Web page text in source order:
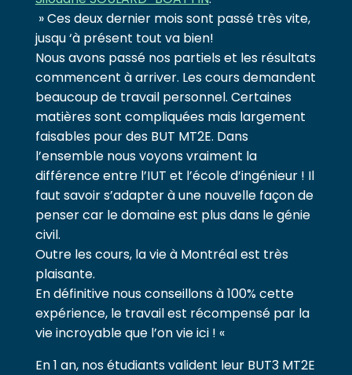
» Ces deux dernier mois sont passé très vite,
jusqu ‘à présent tout va bien!
Nous avons passé nos partiels et les résultats
commencent à arriver. Les cours demandent
beaucoup de travail personnel. Certaines
matières sont compliquées mais largement
faisables pour des BUT MT2E. Dans
l’ensemble nous voyons vraiment la
différence entre l’IUT et l’école d’ingénieur ! Il
faut savoir s’adapter à une nouvelle façon de
penser car le domaine est plus dans le génie
civil.
Outre les cours, la vie à Montréal est très
plaisante.
En définitive nous conseillons à 100% cette
expérience, le travail est récompensé par la
vie incroyable que l’on vie ici ! «
En 1 an, nos étudiants valident leur BUT3 MT2E